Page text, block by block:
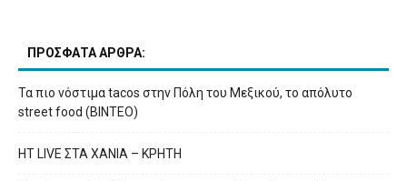
ΠΡΟΣΦΑΤΑ ΑΡΘΡΑ:
Τα πιο νόστιμα tacos στην Πόλη του Μεξικού, το απόλυτο
street food (ΒΙΝΤΕΟ)
HT LIVE ΣΤΑ ΧΑΝΙΑ – ΚΡΗΤΗ